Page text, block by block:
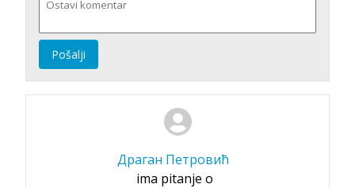
Pošalji
Драган Петровић
ima pitanje o